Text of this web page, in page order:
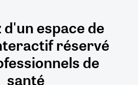
espace de
réservé
de
santé